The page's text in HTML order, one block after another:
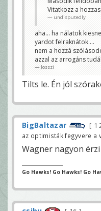
Vitatkozz a
undisputedly
aha... ha nálatok
yardot felraknátok....
nem a hozzá
azzal az arrogáns
Josszi
Tilts le. Én jól
BigBaltazar 1
az optimisták fegyvere a
Wagner nagyon
Go Hawks! Go Hawks! Go